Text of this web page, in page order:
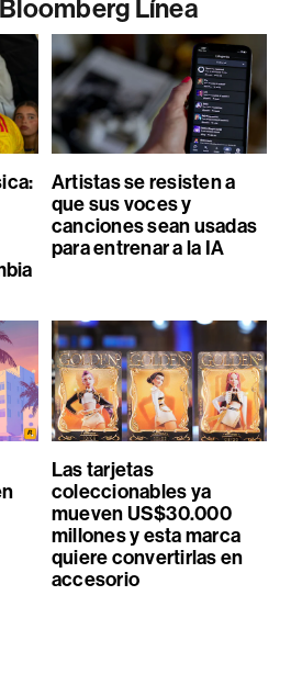
Línea
Artistas se resisten a
que sus voces y
canciones sean usadas
para entrenar a la IA
Las tarjetas
coleccionables ya
mueven US$30.000
millones y esta marca
quiere convertirlas en
accesorio